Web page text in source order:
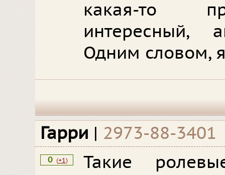
какая-то
интересный,
Одним словом,
Гарри | 2973-88-3401
0 (+1)
Такие